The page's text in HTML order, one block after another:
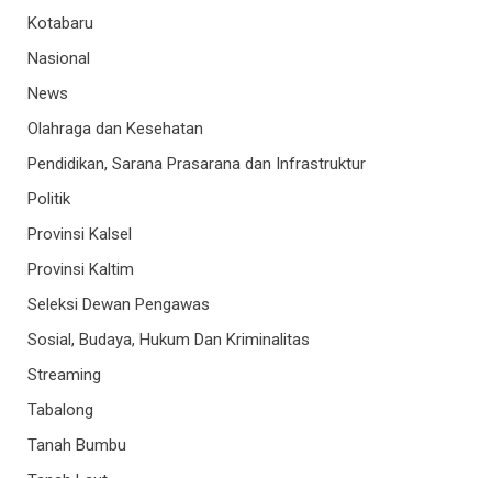
Kotabaru
Nasional
News
Olahraga dan Kesehatan
Pendidikan, Sarana Prasarana dan Infrastruktur
Politik
Provinsi Kalsel
Provinsi Kaltim
Seleksi Dewan Pengawas
Sosial, Budaya, Hukum Dan Kriminalitas
Streaming
Tabalong
Tanah Bumbu